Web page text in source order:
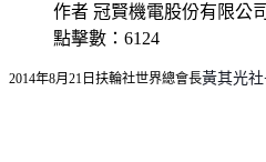
作者 冠賢機電股份有限公司
點擊數：6124
2014年8月21日扶輪社世界總會長黃其光